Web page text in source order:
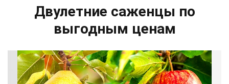
Двулетние саженцы по
выгодным ценам